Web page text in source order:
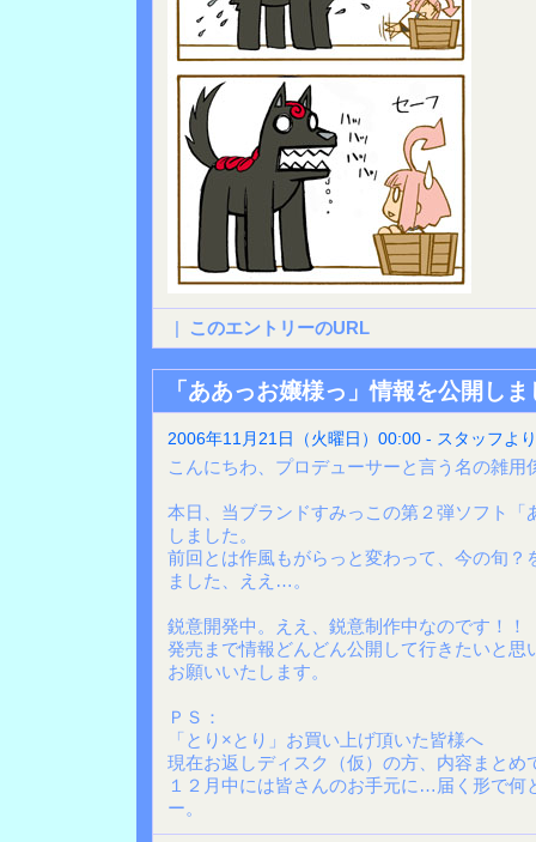
| このエントリーのURL
「ああっお嬢様っ」情報を公開し
2006年11月21日（火曜日）00:00 - スタッフより
こんにちわ、プロデューサーと言う名の雑用
本日、当ブランドすみっこの第２弾ソフト「
しました。
前回とは作風もがらっと変わって、今の旬？
ました、ええ…。
鋭意開発中。ええ、鋭意制作中なのです！！
発売まで情報どんどん公開して行きたいと思
お願いいたします。
ＰＳ：
「とり×とり」お買い上げ頂いた皆様へ
現在お返しディスク（仮）の方、内容まとめ
１２月中には皆さんのお手元に…届く形で何
ー。